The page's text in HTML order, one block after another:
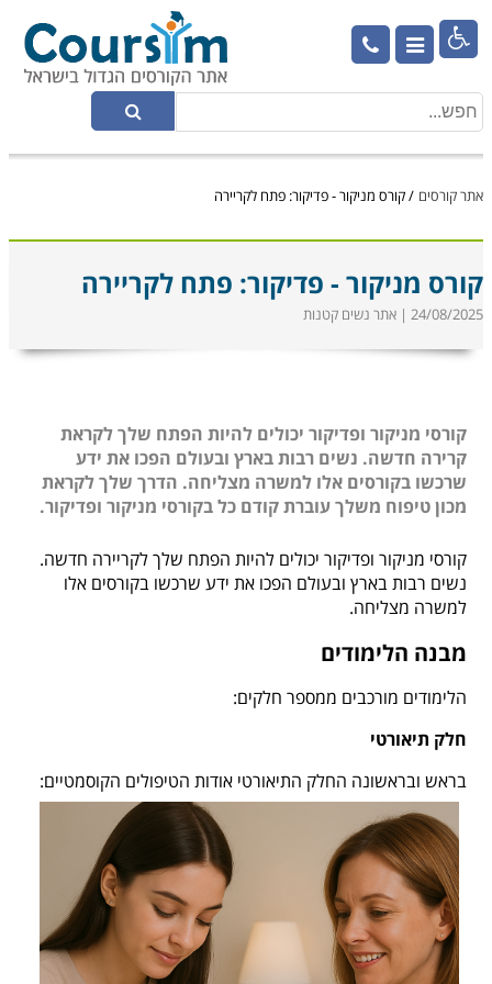

אתר קורסים /קורס מניקור - פדיקור: פתח לקריירה
קורס מניקור - פדיקור: פתח לקריירה
24/08/2025 | אתר נשים קטנות
קורסי מניקור ופדיקור יכולים להיות הפתח שלך לקראת
קרירה חדשה. נשים רבות בארץ ובעולם הפכו את ידע
שרכשו בקורסים אלו למשרה מצליחה. הדרך שלך לקראת
מכון טיפוח משלך עוברת קודם כל בקורסי מניקור ופדיקור.
קורסי מניקור ופדיקור יכולים להיות הפתח שלך לקריירה חדשה.
נשים רבות בארץ ובעולם הפכו את ידע שרכשו בקורסים אלו
למשרה מצליחה.
מבנה הלימודים
הלימודים מורכבים ממספר חלקים:
חלק תיאורטי
בראש ובראשונה החלק התיאורטי אודות הטיפולים הקוסמטיים: